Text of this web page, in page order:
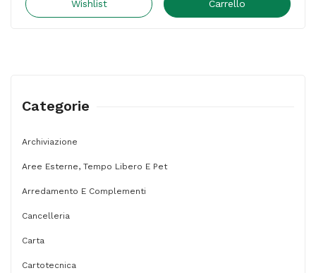
Wishlist Carrello
Categorie
Archiviazione
Aree Esterne, Tempo Libero E Pet
Arredamento E Complementi
Cancelleria
Carta
Cartotecnica